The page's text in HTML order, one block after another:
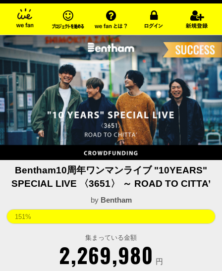
Bentham10周年ワンマンライブ "10YEARS"
SPECIAL LIVE 〈3651〉 ～ ROAD TO CITTA’
by Bentham
集まっている金額
2,269,980 円
151%